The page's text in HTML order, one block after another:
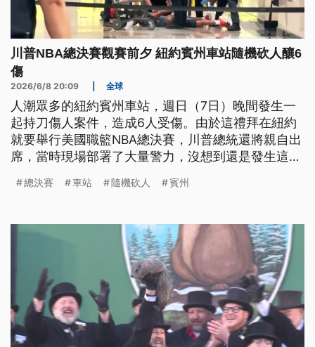
川普NBA總決賽觀賽前夕 紐約賓州車站隨機砍人釀6
傷
2026/6/8 20:09 全球
人潮眾多的紐約賓州車站，週日（7日）晚間發生一
起持刀傷人案件，造成6人受傷。由於這禮拜在紐約
就要舉行美國職籃NBA總決賽，川普總統還將親自出
席，當時現場部署了大量警力，沒想到還是發生這樣
總決賽 車站 隨機砍人 賓州